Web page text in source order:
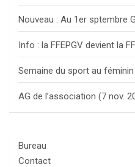
Nouveau : Au 1er sptembre
Info : la FFEPGV devient la
Semaine du sport au
AG de l’association (7 nov.
Bureau
Contact